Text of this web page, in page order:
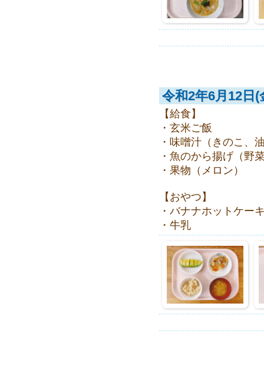
令和2年6月12日(
【給食】
・玄米ご飯
・味噌汁（きのこ、
・魚のから揚げ（野
・果物（メロン）
【おやつ】
・バナナホットケー
・牛乳